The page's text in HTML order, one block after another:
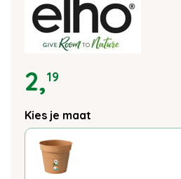
2,19
Kies je maat